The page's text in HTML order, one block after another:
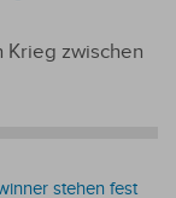
Krieg zwischen
stehen fest